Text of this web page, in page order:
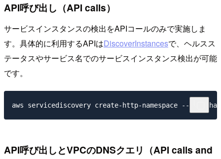
API呼び出し（API calls）
サービスインスタンスの検出をAPIコールのみで実施しま
す。具体的に利用するAPIはDiscoverInstancesで、ヘルスス
テータスやサービス名でのサービスインスタンス検出が可能
です。
API呼び出しとVPCのDNSクエリ（API calls and